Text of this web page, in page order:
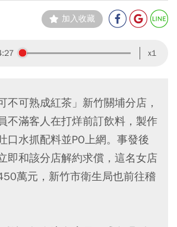
加入收藏
x1
不可熟成紅茶」新竹關埔分店，
不滿客人在打烊前訂飲料，製作
口水抓配料並PO上網。事發後
即和該分店解約求償，這名女店
萬元，新竹市衛生局也前往稽